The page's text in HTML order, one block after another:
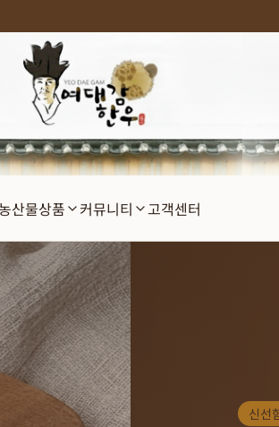
산물상품 커뮤니티 고객센터